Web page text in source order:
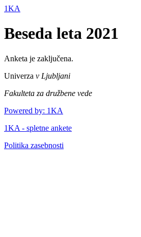
1KA
Beseda leta 2021
Anketa je zaključena.
Univerza v Ljubljani
Fakulteta za družbene vede
Powered by: 1KA
1KA - spletne ankete
Politika zasebnosti